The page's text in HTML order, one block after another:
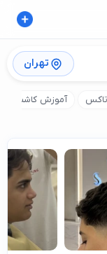
تهران
آموزش کاشت مو